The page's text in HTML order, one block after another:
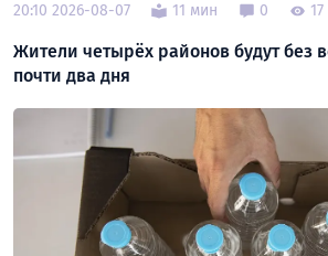
20:10 2026-08-07 11 мин 0 17
Жители четырёх районов будут без
почти два дня